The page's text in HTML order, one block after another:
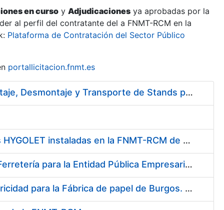
en curso y Adjudicaciones ya aprobadas por la
al perfil del contratante del a FNMT-RCM en la
Plataforma de Contratación del Sector Público
portallicitacion.fnmt.es
Servicio de Ejecución del Proyecto de Diseño, Construcción, Montaje, Desmontaje y Transporte de Stands para las diferentes Ferias Nacionales e Internacionales a celebrar durante 2020
Servicio de mantenimiento y adquisición de las tapas automáticas HYGOLET instaladas en la FNMT-RCM de Madrid, y el suministro de rollos de plásticos originales
Suscripción de Acuerdo Marco para el Suministro de Material de Ferretería para la Entidad Pública Empresarial Fábrica Nacional de Moneda y Timbre-Real Casa de la Moneda (FNMT-RCM)
Acuerdo Marco - Contratación del suministro de Material de Electricidad para la Fábrica de papel de Burgos. PA AM /FP/004/2020-2021